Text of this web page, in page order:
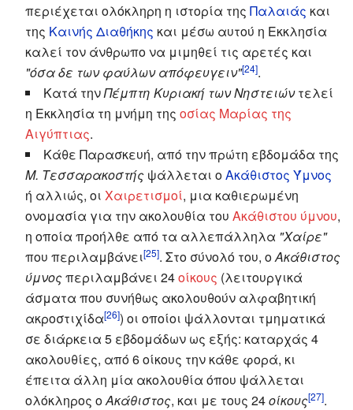
περιέχεται ολόκληρη η ιστορία της Παλαιάς και
της Καινής Διαθήκης και μέσω αυτού η Εκκλησία
καλεί τον άνθρωπο να μιμηθεί τις αρετές και
"όσα δε των φαύλων απόφευγειν"[24].
Κατά τηνΠέμπτη Κυριακή των Νηστειώντελεί
η Εκκλησία τη μνήμη της οσίας Μαρίας της
Αιγύπτιας.
Κάθε Παρασκευή, από την πρώτη εβδομάδα της
Μ. Τεσσαρακοστής ψάλλεται οΑκάθιστος Ύμνος
ή αλλιώς, οι Χαιρετισμοί, μια καθιερωμένη
ονομασία για την ακολουθία του Ακάθιστου ύμνου,
η οποία προήλθε από τα αλλεπάλληλα "Χαίρε"
που περιλαμβάνει[25]. Στο σύνολό του, οΑκάθιστος
ύμνοςπεριλαμβάνει 24οίκους (λειτουργικά
άσματα που συνήθως ακολουθούν αλφαβητική
ακροστιχίδα[26]) οι οποίοι ψάλλονται τμηματικά
σε διάρκεια 5 εβδομάδων ως εξής: καταρχάς 4
ακολουθίες, από 6 οίκους την κάθε φορά, κι
έπειτα άλλη μία ακολουθία όπου ψάλλεται
ολόκληρος οΑκάθιστος, και με τους 24οίκους[27].